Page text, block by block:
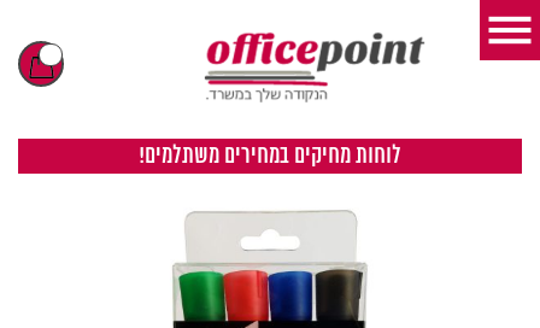
לוחות מחיקים במחירים משתלמים!